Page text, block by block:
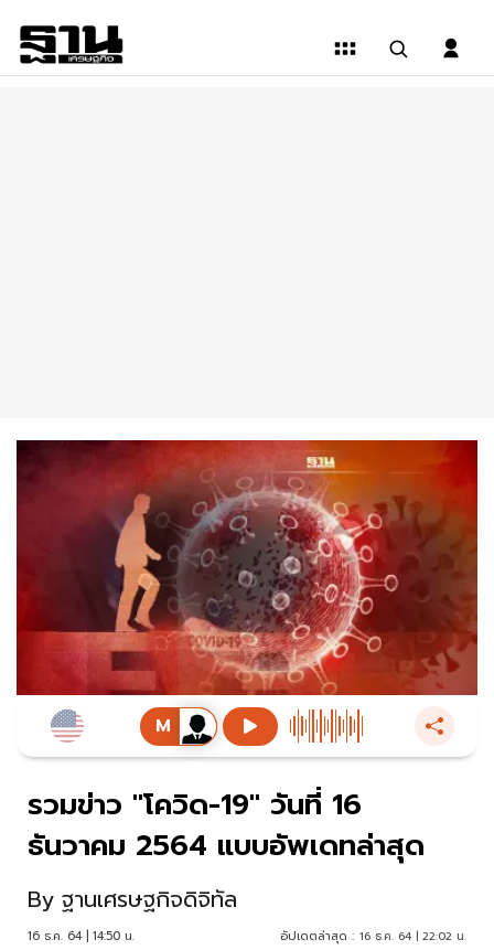
รวมข่าว "โควิด-19" วันที่ 16
ธันวาคม 2564 แบบอัพเดทล่าสุด
By ฐานเศรษฐกิจดิจิทัล
16 ธ.ค. 64 | 14:50 น. อัปเดตล่าสุด : 16 ธ.ค. 64 | 22:02 น.